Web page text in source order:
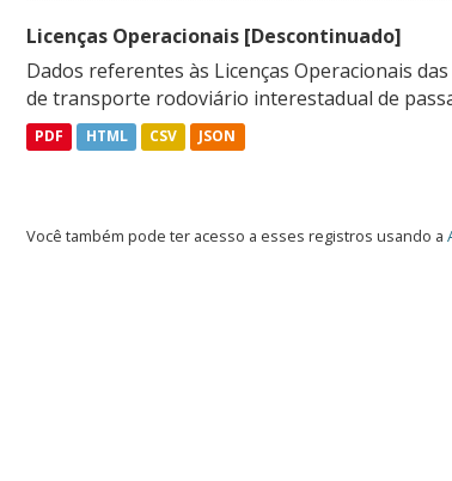
Licenças Operacionais [Descontinuado]
Dados referentes às Licenças Operacionais
de transporte rodoviário interestadual de
PDF HTML CSV JSON
Você também pode ter acesso a esses registros usando a